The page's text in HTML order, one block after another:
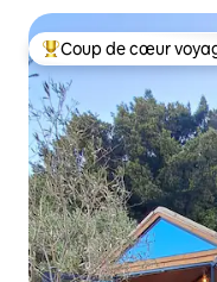
Coups de cœur
Coup de cœur